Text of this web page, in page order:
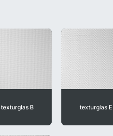
texturglas B texturglas E